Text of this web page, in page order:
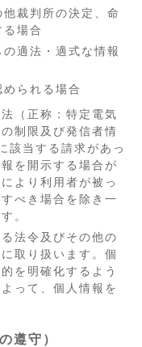
裁判所の決定、命
場合
適法・適式な情報
られる場合
（正称：特定電気
制限及び発信者情
該当する請求があっ
を開示する場合が
より利用者が被っ
べき場合を除き一
。
法令及びその他の
取り扱います。個
を明確化するよう
って、個人情報を
遵守）